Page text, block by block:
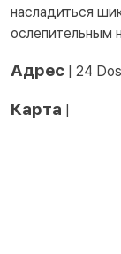
насладиться
ослепительным
Адрес | 24
Карта